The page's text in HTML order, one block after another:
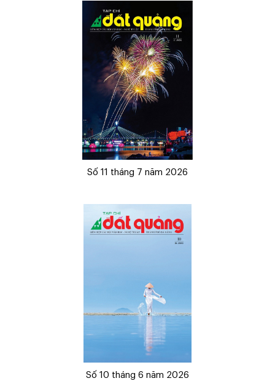
Số 11 tháng 7 năm 2026
Số 10 tháng 6 năm 2026